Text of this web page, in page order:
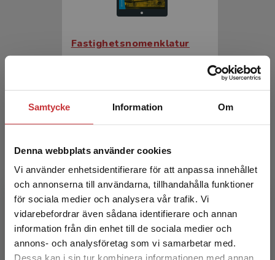
Samtycke Information Om
Denna webbplats använder cookies
Vi använder enhetsidentifierare för att anpassa innehållet
och annonserna till användarna, tillhandahålla funktioner
för sociala medier och analysera vår trafik. Vi
vidarebefordrar även sådana identifierare och annan
information från din enhet till de sociala medier och
annons- och analysföretag som vi samarbetar med.
Dessa kan i sin tur kombinera informationen med annan
Begränsad fraktregion
Fastighetsnomenklatur
385 krinkl. moms
Exkl. moms: 363 kr
Fastighetsnomenklatur